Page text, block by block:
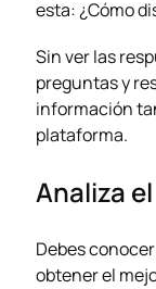
esta: ¿Cómo
Sin ver las
preguntas y
información
plataforma.
Analiza
Debes
obtener el